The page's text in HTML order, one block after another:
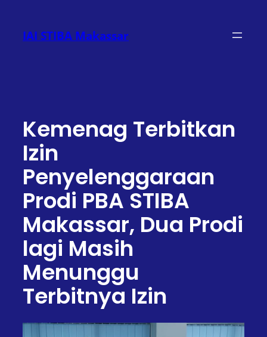
konten
IAI STIBA Makassar
Kemenag Terbitkan
Izin
Penyelenggaraan
Prodi PBA STIBA
Makassar, Dua Prodi
lagi Masih
Menunggu
Terbitnya Izin